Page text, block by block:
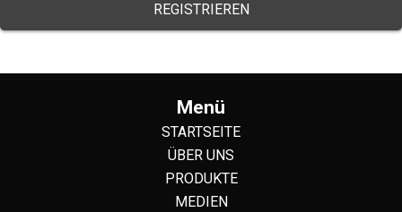
Menü
STARTSEITE
ÜBER UNS
PRODUKTE
MEDIEN